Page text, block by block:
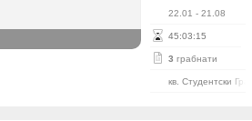
22.01 - 21.08
45:03:15
3 грабнати
кв. Студентски